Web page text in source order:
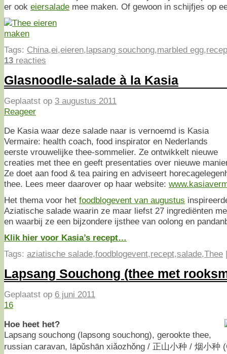
er ook eiersalade mee maken. Of gewoon in schijfjes op
Tags: China,ei,eieren,lapsang souchong,marbled egg,
13 reacties
Glasnoodle-salade à la Kasia
Geplaatst op 3 augustus 2011
Reageer
De Kasia waar deze salade naar is vernoemd is Kasia
Vermaire: health coach, food inspirator en Nederlands
eerste vrouwelijke thee-sommelier. Ze ontwikkelt nieuwe
creaties met thee en geeft presentaties over nieuwe
Ze doet aan food & tea pairing en adviseert
thee. Lees meer daarover op haar website:
Het thema voor het foodblogevent van augustus
Aziatische salade waarin ze maar liefst 27 ingrediënten
en waarbij ze een bijzondere ijsthee van oolong en
Klik hier voor Kasia’s recept…
Tags: aziatische salade,foodblogevent,recept,salade,Thee
Lapsang Souchong (thee met
Geplaatst op 6 juni 2011
16
Hoe heet het?
Lapsang souchong (lapsong souchong), gerookte thee,
russian caravan, lāpǔshān xiǎozhǒng / 正山小种 / 烟小种